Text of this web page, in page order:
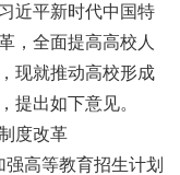
近平新时代中国特
，全面提高高校人
现就推动高校形成
提出如下意见。
度改革
高等教育招生计划